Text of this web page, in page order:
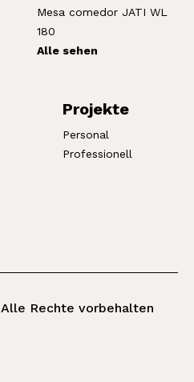
Mesa comedor JATI WL
180
Alle sehen
Projekte
Personal
Professionell
Rechte vorbehalten